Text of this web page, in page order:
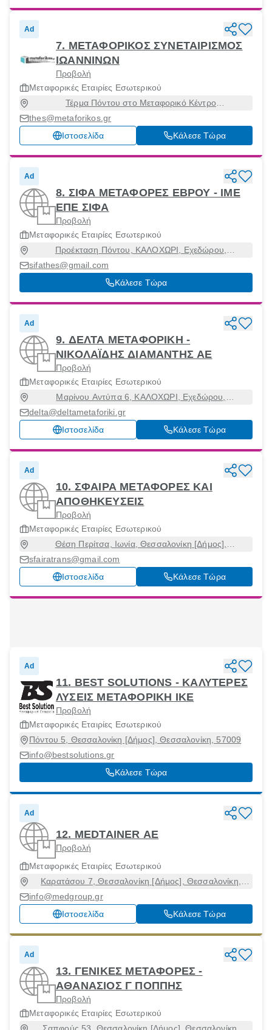
Ad
7. ΜΕΤΑΦΟΡΙΚΟΣ ΣΥΝΕΤΑΙΡΙΣΜΟΣ
ΙΩΑΝΝΙΝΩΝ
Προβολή
Μεταφορικές Εταιρίες Εσωτερικού
Τέρμα Πόντου στο Μεταφορικό Κέντρο
Ελλάδος(ΜΕ.ΚΕΛ), Εχεδώρου, Θεσσαλονίκη, 57009
thes@metaforikos.gr
Ιστοσελίδα
Κάλεσε Τώρα
Ad
8. ΣΙΦΑ ΜΕΤΑΦΟΡΕΣ ΕΒΡΟΥ - ΙΜΕ
ΕΠΕ ΣΙΦΑ
Προβολή
Μεταφορικές Εταιρίες Εσωτερικού
Προέκταση Πόντου, ΚΑΛΟΧΩΡΙ, Εχεδώρου,
Θεσσαλονίκη, 57009
sifathes@gmail.com
Κάλεσε Τώρα
Ad
9. ΔΕΛΤΑ ΜΕΤΑΦΟΡΙΚΗ -
ΝΙΚΟΛΑΪΔΗΣ ΔΙΑΜΑΝΤΗΣ ΑΕ
Προβολή
Μεταφορικές Εταιρίες Εσωτερικού
Μαρίνου Αντύπα 6, ΚΑΛΟΧΩΡΙ, Εχεδώρου,
Θεσσαλονίκη, 57009
delta@deltametaforiki.gr
Ιστοσελίδα
Κάλεσε Τώρα
Ad
10. ΣΦΑΙΡΑ ΜΕΤΑΦΟΡΕΣ ΚΑΙ
ΑΠΟΘΗΚΕΥΣΕΙΣ
Προβολή
Μεταφορικές Εταιρίες Εσωτερικού
Θέση Περίτσα, Ιωνία, Θεσσαλονίκη [Δήμος],
Θεσσαλονίκη, 57008
sfairatrans@gmail.com
Ιστοσελίδα
Κάλεσε Τώρα
Ad
11. BEST SOLUTIONS - ΚΑΛΥΤΕΡΕΣ
ΛΥΣΕΙΣ ΜΕΤΑΦΟΡΙΚΗ ΙΚΕ
Προβολή
Μεταφορικές Εταιρίες Εσωτερικού
Πόντου 5, Θεσσαλονίκη [Δήμος], Θεσσαλονίκη, 57009
info@bestsolutions.gr
Κάλεσε Τώρα
Ad
12. MEDTAINER ΑΕ
Προβολή
Μεταφορικές Εταιρίες Εσωτερικού
Καρατάσου 7, Θεσσαλονίκη [Δήμος], Θεσσαλονίκη,
info@medgroup.gr
Ιστοσελίδα
Κάλεσε Τώρα
Ad
13. ΓΕΝΙΚΕΣ ΜΕΤΑΦΟΡΕΣ -
ΑΘΑΝΑΣΙΟΣ Γ ΠΟΠΠΗΣ
Προβολή
Μεταφορικές Εταιρίες Εσωτερικού